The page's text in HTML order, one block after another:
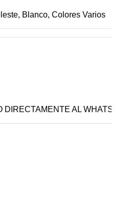
Blanco, Colores Varios
DIRECTAMENTE AL